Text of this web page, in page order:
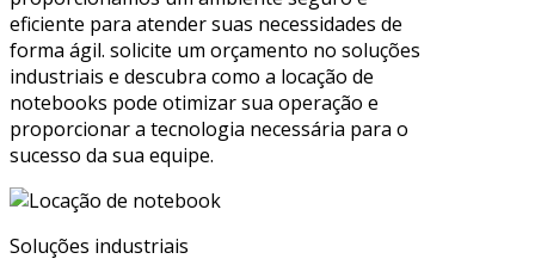
eficiente para atender suas necessidades de
forma ágil. solicite um orçamento no soluções
industriais e descubra como a locação de
notebooks pode otimizar sua operação e
proporcionar a tecnologia necessária para o
sucesso da sua equipe.
Soluções industriais